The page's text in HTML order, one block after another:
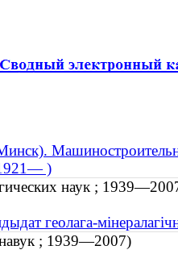
1921— )
наук ;
геолага-
навук ; 1939—2007)